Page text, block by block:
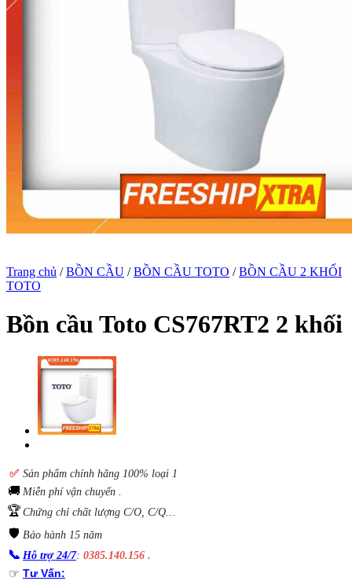
Trang chủ / BỒN CẦU / BỒN CẦU TOTO / BỒN CẦU 2 KHỐI
TOTO
Bồn cầu Toto CS767RT2 2 khối
✅ Sản phẩm chính hãng 100% loại 1
🚚 Miễn phí vận chuyển .
🏆Chứng chỉ chất lượng C/O, C/Q…
🛡️ Bảo hành 15 năm
📞 Hỗ trợ 24/7: 0385.140.156 .
☞ Tư Vấn: